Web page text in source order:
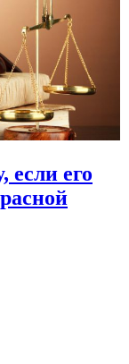
если его